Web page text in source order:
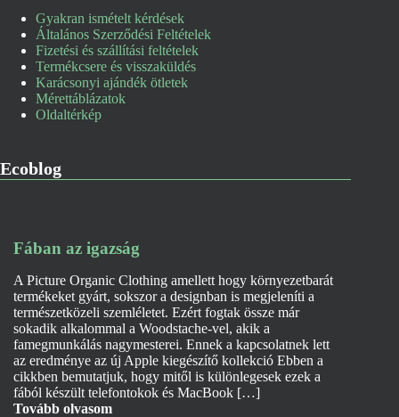
Gyakran ismételt kérdések
Általános Szerződési Feltételek
Fizetési és szállítási feltételek
Termékcsere és visszaküldés
Karácsonyi ajándék ötletek
Mérettáblázatok
Oldaltérkép
Ecoblog
Fában az igazság
A Picture Organic Clothing amellett hogy környezetbarát
termékeket gyárt, sokszor a designban is megjeleníti a
természetközeli szemléletet. Ezért fogtak össze már
sokadik alkalommal a Woodstache-vel, akik a
famegmunkálás nagymesterei. Ennek a kapcsolatnek lett
az eredménye az új Apple kiegészítő kollekció Ebben a
cikkben bemutatjuk, hogy mitől is különlegesek ezek a
fából készült telefontokok és MacBook […]
Tovább olvasom